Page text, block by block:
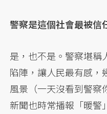
警察是這個社會最被信
是，也不是。警察堪稱
陷陣，讓人民最有感，
風景（一天沒看到警察
新聞也時常播報「暖警